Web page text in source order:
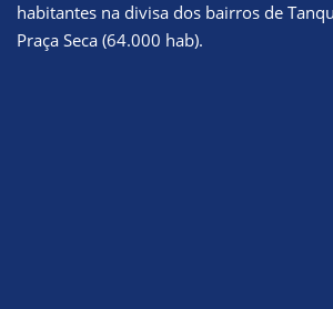
habitantes na divisa dos bairros de
Praça Seca (64.000 hab).